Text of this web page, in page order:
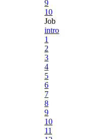
9
10
Job
intro
1
2
3
4
5
6
7
8
9
10
11